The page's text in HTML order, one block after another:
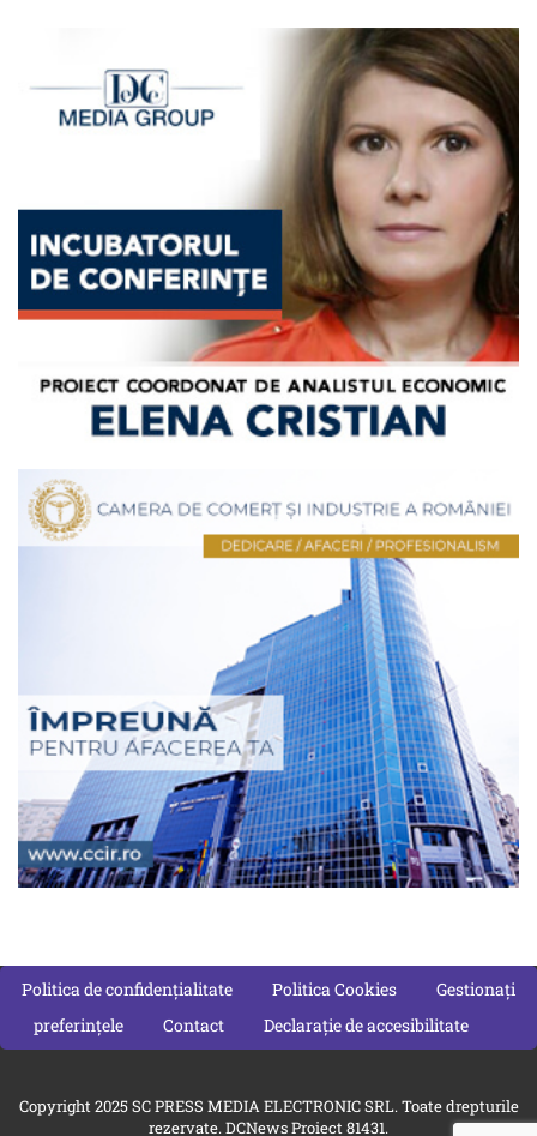
Politica de confidențialitate Politica Cookies
Gestionați
preferințele
Contact Declarație de accesibilitate
Copyright 2025 SC PRESS MEDIA ELECTRONIC SRL. Toate drepturile
rezervate. DCNews Proiect 81431.